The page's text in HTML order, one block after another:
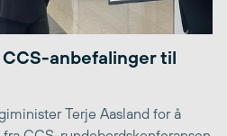
anbefalinger til
Terje Aasland for å